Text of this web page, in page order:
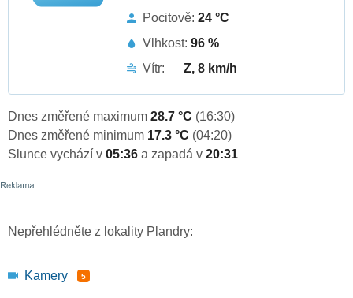
Pocitově: 24 °C
Vlhkost: 96 %
Vítr:
Z, 8 km/h
Dnes změřené maximum 28.7 °C (16:30)
Dnes změřené minimum 17.3 °C (04:20)
Slunce vychází v 05:36 a zapadá v 20:31
Nepřehlédněte z lokality Plandry:
Kamery 5